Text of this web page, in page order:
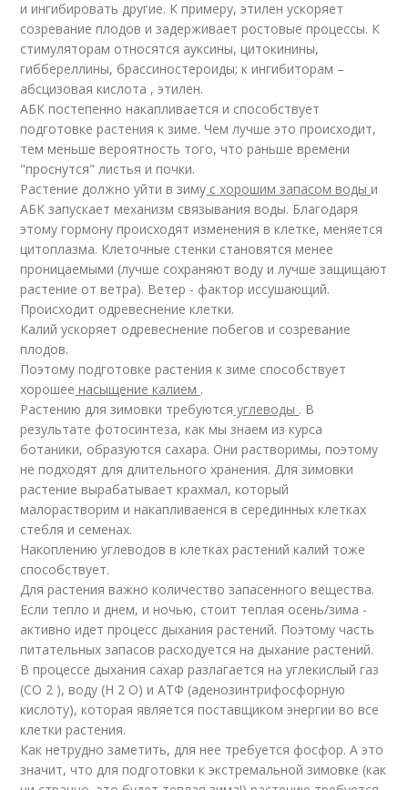
и ингибировать другие. К примеру, этилен ускоряет
созревание плодов и задерживает ростовые процессы. К
стимуляторам относятся ауксины, цитокинины,
гиббереллины, брассиностероиды; к ингибиторам –
абсцизовая кислота , этилен.
АБК постепенно накапливается и способствует
подготовке растения к зиме. Чем лучше это происходит,
тем меньше вероятность того, что раньше времени
"проснутся" листья и почки.
Растение должно уйти в зиму с хорошим запасом водыи
АБК запускает механизм связывания воды. Благодаря
этому гормону происходят изменения в клетке, меняется
цитоплазма. Клеточные стенки становятся менее
проницаемыми (лучше сохраняют воду и лучше защищают
растение от ветра). Ветер - фактор иссушающий.
Происходит одревеснение клетки.
Калий ускоряет одревеснение побегов и созревание
плодов.
Поэтому подготовке растения к зиме способствует
хорошее насыщение калием .
Растению для зимовки требуются углеводы . В
результате фотосинтеза, как мы знаем из курса
ботаники, образуются сахара. Они растворимы, поэтому
не подходят для длительного хранения. Для зимовки
растение вырабатывает крахмал, который
малорастворим и накапливаенся в серединных клетках
стебля и семенах.
Накоплению углеводов в клетках растений калий тоже
способствует.
Для растения важно количество запасенного вещества.
Если тепло и днем, и ночью, стоит теплая осень/зима -
активно идет процесс дыхания растений. Поэтому часть
питательных запасов расходуется на дыхание растений.
В процессе дыхания сахар разлагается на углекислый газ
(CO 2 ), воду (H 2 O) и АТФ (аденозинтрифосфорную
кислоту), которая является поставщиком энергии во все
клетки растения.
Как нетрудно заметить, для нее требуется фосфор. А это
значит, что для подготовки к экстремальной зимовке (как